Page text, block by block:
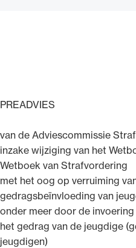
PREADVIES
van de Adviescommissie
inzake wijziging van het
Wetboek van Strafvordering
met het oog op verruiming
gedragsbeïnvloeding van
onder meer door de
het gedrag van de jeugdige
jeugdigen)